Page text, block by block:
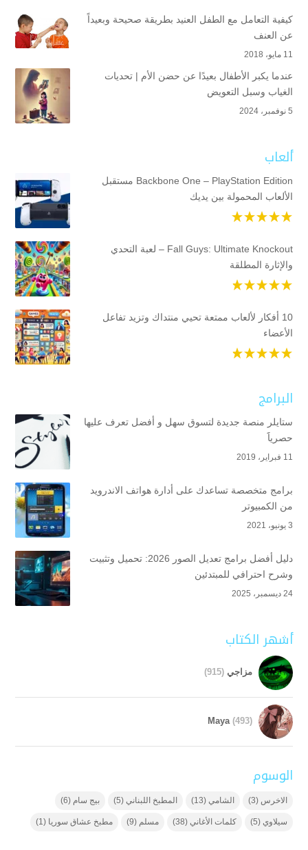
كيفية التعامل مع الطفل العنيد بطريقة صحيحة وبعيداً
عن العنف
11 مايو، 2018
عندما يكبر الأطفال بعيدًا عن حضن الأم | تحديات
الغياب وسبل التعويض
5 نوفمبر، 2024
ألعاب
Backbone One – PlayStation Edition مستقبل
الألعاب المحمولة بين يديك
Fall Guys: Ultimate Knockout – لعبة التحدي
والإثارة المطلقة
10 أفكار لألعاب ممتعة تحيي منتداك وتزيد تفاعل
الأعضاء
البرامج
ستايلر منصة جديدة لتسوق سهل و أفضل تعرف عليها
حصرياََ
11 فبراير، 2019
برامج متخصصة تساعدك على أدارة هواتف الاندرويد
من الكمبيوتر
3 يونيو، 2021
دليل أفضل برامج تعديل الصور 2026: تحميل وتثبيت
وشرح احترافي للمبتدئين
24 ديسمبر، 2025
أشهر الكتاب
مزاجي (915)
Maya (493)
الوسوم
الاخرس (3) الشامي (13) المطبخ اللبناني (5) بيج سام (6)
سيلاوي (5) كلمات الأغاني (38) مسلم (9) مطبخ عشاق سوريا (1)